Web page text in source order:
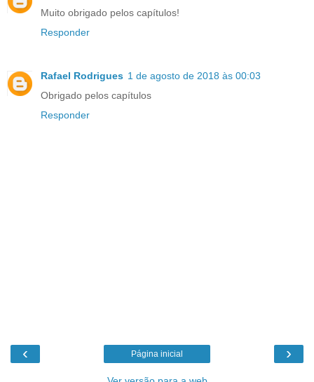
Muito obrigado pelos capítulos!
Responder
Rafael Rodrigues 1 de agosto de 2018 às 00:03
Obrigado pelos capítulos
Responder
‹ ›
Página inicial